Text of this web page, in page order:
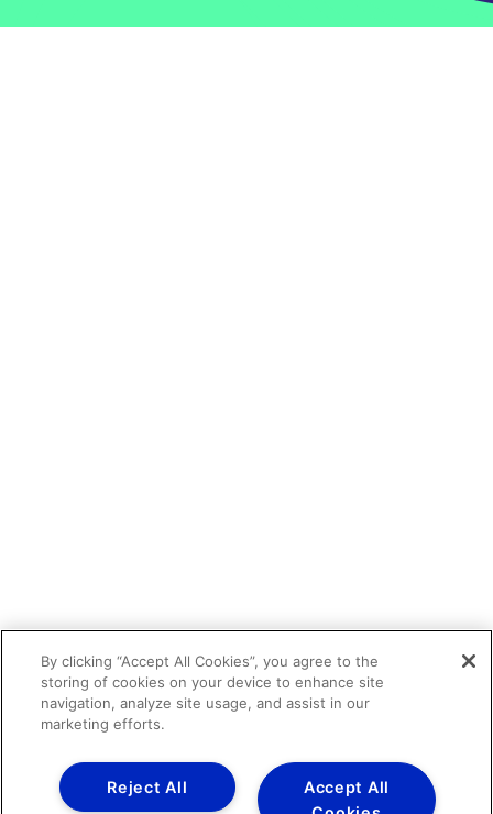
By clicking “Accept All Cookies”, you agree to the
storing of cookies on your device to enhance site
navigation, analyze site usage, and assist in our
marketing efforts.
Accept All
Reject All